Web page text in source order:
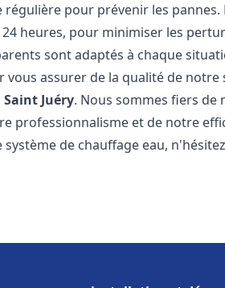
pour prévenir les pannes.
heures, pour minimiser les
sont adaptés à chaque
assurer de la qualité de notre
Saint Juéry. Nous sommes fiers de
professionnalisme et de notre
de chauffage eau,